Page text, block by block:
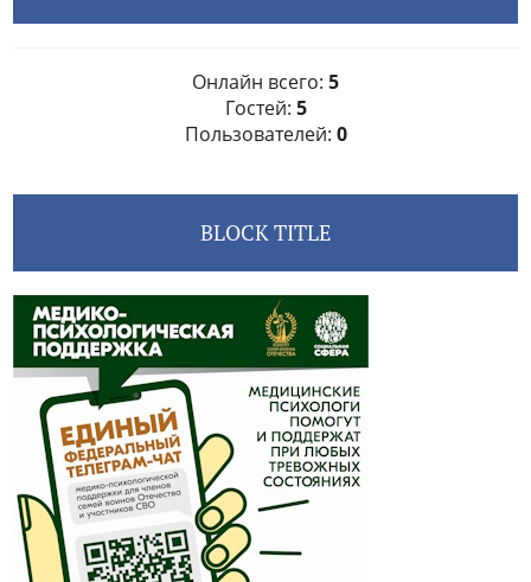
Онлайн всего: 5
Гостей: 5
Пользователей: 0
BLOCK TITLE